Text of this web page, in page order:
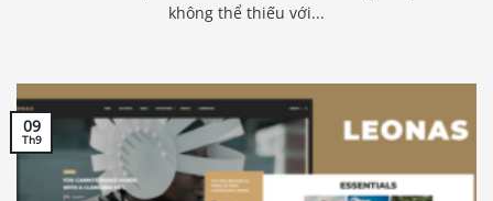
không thể thiếu với...
09
Th9